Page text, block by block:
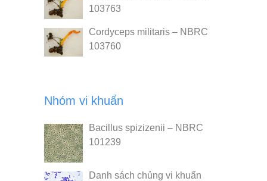
103763
Cordyceps militaris – NBRC
103760
Nhóm vi khuẩn
Bacillus spizizenii – NBRC
101239
Danh sách chủng vi khuẩn